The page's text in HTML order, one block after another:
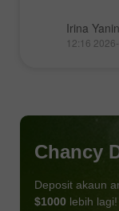
Irina
12:16
Chancy
Deposit akaun
$1000 lebih lagi!